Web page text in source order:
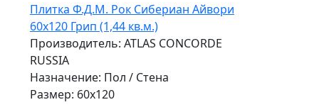
Плитка Ф.Д.М. Pок Сибериан Айвори
60x120 Грип (1,44 кв.м.)
Производитель: ATLAS CONCORDE
RUSSIA
Назначение: Пол / Стена
Размер: 60x120